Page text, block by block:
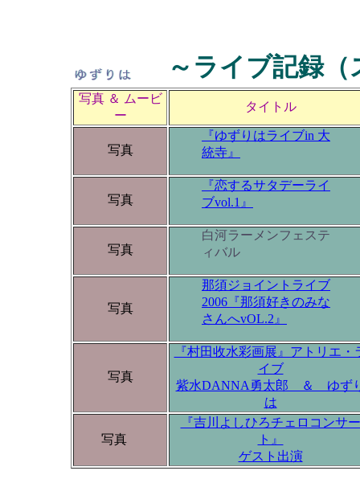
～ライブ記録
写真 ＆ ムービ
ー
タイトル
写真
『ゆずりはライブin 大
統寺』
写真
『恋するサタデーライ
ブvol.1』
写真
白河ラーメンフェステ
ィバル
写真
那須ジョイントライブ
2006『那須好きのみな
さんへvOL.2』
写真
『村田收水彩画展』アトリエ・
イブ
紫水DANNA勇太郎 ＆ ゆず
は
写真
『吉川よしひろチェロコンサー
ト』
ゲスト出演